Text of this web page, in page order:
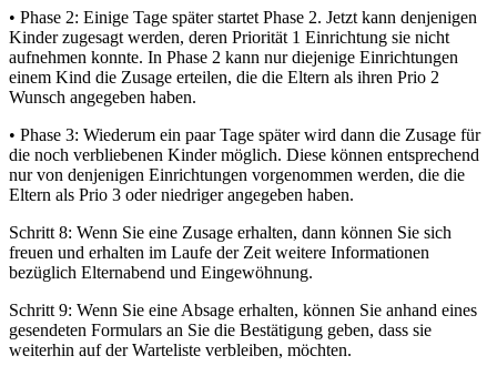
• Phase 2: Einige Tage später startet Phase 2. Jetzt kann denjenigen
Kinder zugesagt werden, deren Priorität 1 Einrichtung sie nicht
aufnehmen konnte. In Phase 2 kann nur diejenige Einrichtungen
einem Kind die Zusage erteilen, die die Eltern als ihren Prio 2
Wunsch angegeben haben.
• Phase 3: Wiederum ein paar Tage später wird dann die Zusage für
die noch verbliebenen Kinder möglich. Diese können entsprechend
nur von denjenigen Einrichtungen vorgenommen werden, die die
Eltern als Prio 3 oder niedriger angegeben haben.
Schritt 8: Wenn Sie eine Zusage erhalten, dann können Sie sich
freuen und erhalten im Laufe der Zeit weitere Informationen
bezüglich Elternabend und Eingewöhnung.
Schritt 9: Wenn Sie eine Absage erhalten, können Sie anhand eines
gesendeten Formulars an Sie die Bestätigung geben, dass sie
weiterhin auf der Warteliste verbleiben, möchten.